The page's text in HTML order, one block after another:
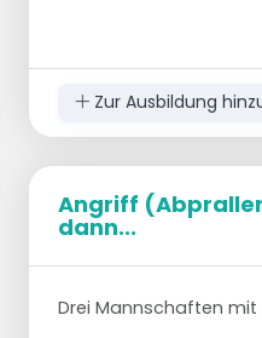
Zur Ausbildung
Angriff
dann...
Drei Mannschaften mit